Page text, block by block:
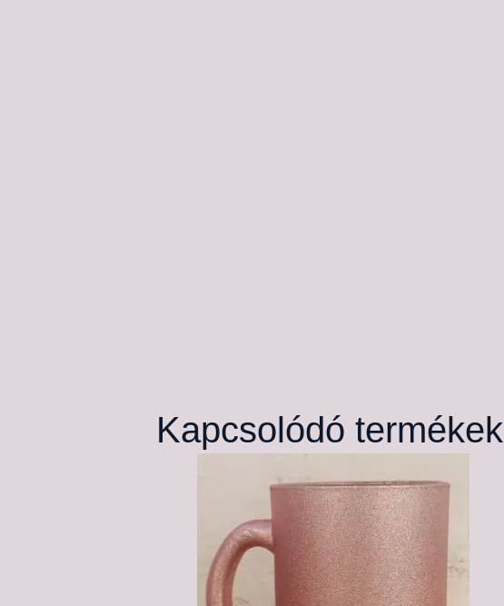
Kapcsolódó termékek